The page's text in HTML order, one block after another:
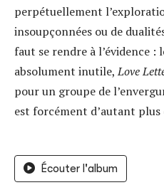
perpétuellement
insoupçonnées ou de
faut se rendre à l’évidence
absolument inutile,Love
pour un groupe de
est forcément d’autant
Écouter l'album